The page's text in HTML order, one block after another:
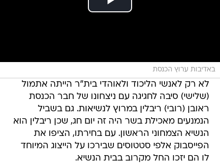
באדיבות ערוץ הכנסת
לא רק לאנשי הליכוד ולאוהדי בית"ר הייתה אתמול
(שלישי) סיבה לחגיגה עם ניצחונו של חבר הכנסת
ראובן (רובי) ריבלין במרוץ לנשיאות. גם בשביל
הנמנעים מאכילת בשר היה זה יום חג, שכן ריבלין הוא
הנשיא הצמחוני הראשון. עם בחירתו, הציפו את
הפייסבוק אלפי סטטוסים שבירכו על הייצוג המיוחד
לו הם יזכו החל מקרוב בבית הנשיא.